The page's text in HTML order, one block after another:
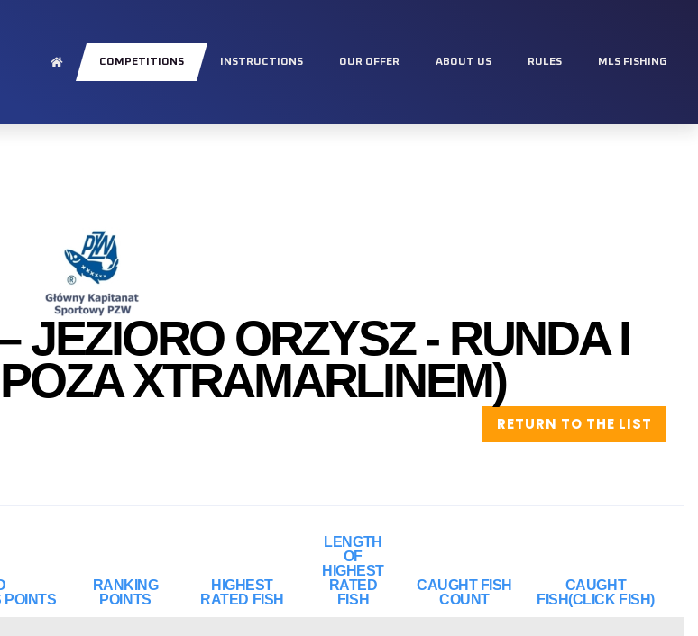
COMPETITIONS INSTRUCTIONS OUR OFFER ABOUT US RULES MLS FISHING
JEZIORO ORZYSZ - RUNDA I
XTRAMARLINEM)
RETURN TO THE LIST
POINTS
RANKING
POINTS
HIGHEST
RATED FISH
LENGTH
OF
HIGHEST
RATED
FISH
CAUGHT FISH
COUNT
CAUGHT
FISH(CLICK FISH)